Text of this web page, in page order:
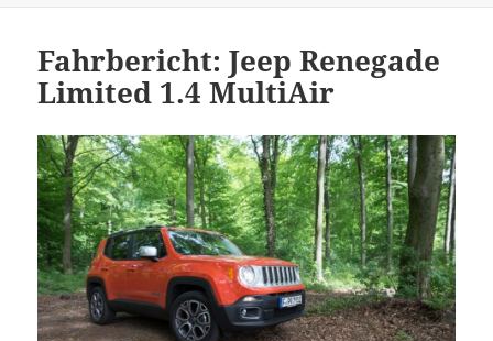
Fahrbericht: Jeep Renegade
Limited 1.4 MultiAir